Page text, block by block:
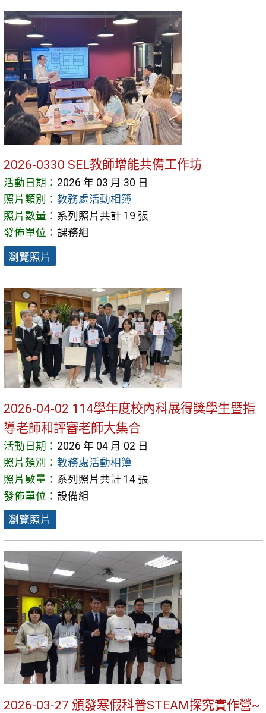
2026-0330 SEL教師增能共備工作坊
活動日期： 2026 年 03 月 30 日
照片類別： 教務處活動相簿
照片數量： 系列照片共計 19 張
發佈單位： 課務組
瀏覽照片
2026-04-02 114學年度校內科展得獎學生暨指
導老師和評審老師大集合
活動日期： 2026 年 04 月 02 日
照片類別： 教務處活動相簿
照片數量： 系列照片共計 14 張
發佈單位： 設備組
瀏覽照片
2026-03-27 頒發寒假科普STEAM探究實作營~